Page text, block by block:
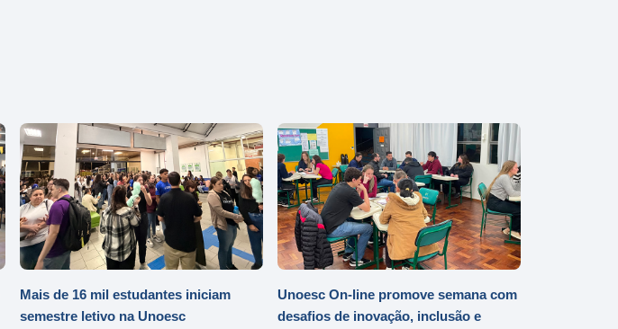
Mais de 16 mil estudantes iniciam
semestre letivo na Unoesc
Unoesc On-line promove semana com
desafios de inovação, inclusão e